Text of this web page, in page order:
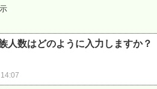
人数はどのように入力しますか？